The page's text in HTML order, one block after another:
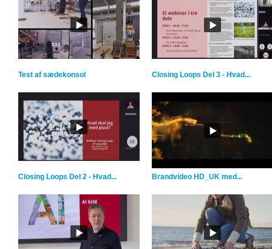
Test af sædekonsol Closing Loops Del 3 - Hvad...
Closing Loops Del 2 - Hvad... Brandvideo HD_UK med...